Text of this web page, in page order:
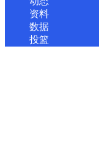
资料
数据
投篮